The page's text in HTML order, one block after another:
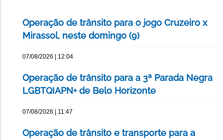
Operação de trânsito para o jogo Cruzeiro x
Mirassol, neste domingo (9)
07/08/2026 | 12:04
Operação de trânsito para a 3ª Parada Negra
LGBTQIAPN+ de Belo Horizonte
07/08/2026 | 11:47
Operação de trânsito e transporte para a